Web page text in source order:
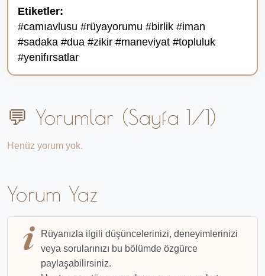
Etiketler:
#camıavlusu #rüyayorumu #birlik #iman
#sadaka #dua #zikir #maneviyat #topluluk
#yenifırsatlar
💬 Yorumlar (Sayfa 1/1)
Henüz yorum yok.
Yorum Yaz
Rüyanızla ilgili düşüncelerinizi, deneyimlerinizi
veya sorularınızı bu bölümde özgürce
paylaşabilirsiniz.